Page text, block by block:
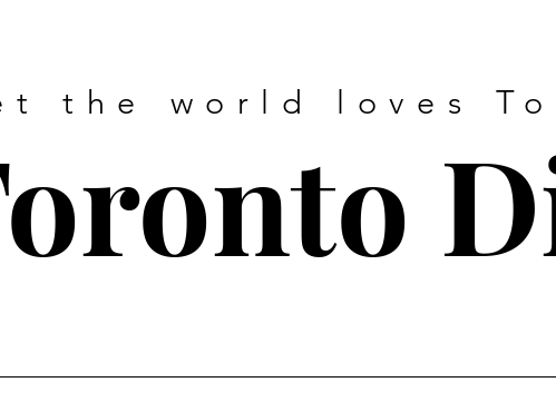
the world loves